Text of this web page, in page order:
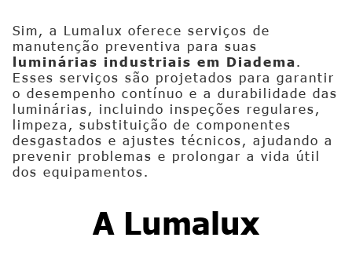
Sim, a Lumalux oferece serviços de
manutenção preventiva para suas
luminárias industriais em Diadema.
Esses serviços são projetados para garantir
o desempenho contínuo e a durabilidade das
luminárias, incluindo inspeções regulares,
limpeza, substituição de componentes
desgastados e ajustes técnicos, ajudando a
prevenir problemas e prolongar a vida útil
dos equipamentos.
A Lumalux